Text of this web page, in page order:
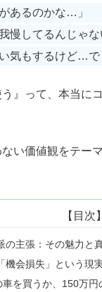
あるのかな…」
慢してるんじゃな
気もするけど…
』って、本当に
い価値観をテー
【目次】
の主張：その魅力と
機会損失」という現
車を買うか、150万